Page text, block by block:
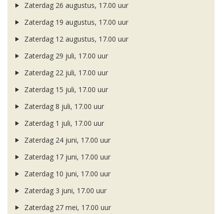
Zaterdag 26 augustus, 17.00 uur
Zaterdag 19 augustus, 17.00 uur
Zaterdag 12 augustus, 17.00 uur
Zaterdag 29 juli, 17.00 uur
Zaterdag 22 juli, 17.00 uur
Zaterdag 15 juli, 17.00 uur
Zaterdag 8 juli, 17.00 uur
Zaterdag 1 juli, 17.00 uur
Zaterdag 24 juni, 17.00 uur
Zaterdag 17 juni, 17.00 uur
Zaterdag 10 juni, 17.00 uur
Zaterdag 3 juni, 17.00 uur
Zaterdag 27 mei, 17.00 uur